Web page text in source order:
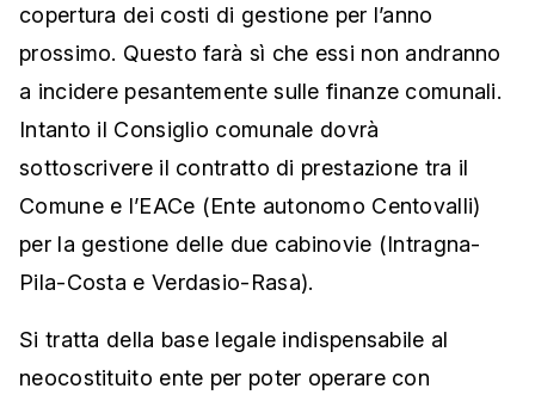
copertura dei costi di gestione per l’anno
prossimo. Questo farà sì che essi non andranno
a incidere pesantemente sulle finanze comunali.
Intanto il Consiglio comunale dovrà
sottoscrivere il contratto di prestazione tra il
Comune e l’EACe (Ente autonomo Centovalli)
per la gestione delle due cabinovie (Intragna-
Pila-Costa e Verdasio-Rasa).
Si tratta della base legale indispensabile al
neocostituito ente per poter operare con